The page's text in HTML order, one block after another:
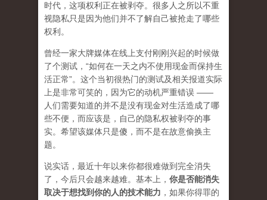
时代，这项权利正在被剥夺。很多人之所以不重
视隐私只是因为他们并不了解自己被抢走了哪些
权利。
曾经一家大牌媒体在线上支付刚刚兴起的时候做
了个测试，“如何在一天之内不使用现金而保持生
活正常”。这个当初很热门的测试及相关报道实际
上是非常可笑的，因为它的动机严重错误 ——
人们需要知道的并不是没有现金对生活造成了哪
些不便，而应该是，自己的隐私权被剥夺的事
实。希望该媒体只是傻，而不是在故意偷换主
题。
说实话，最近十年以来你都很难做到完全消失
了，今后只会越来越难。基本上， 你是否能消失
取决于想找到你的人的技术能力 ，如果你得罪的